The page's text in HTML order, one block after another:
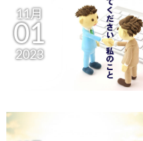
11月
01
2023